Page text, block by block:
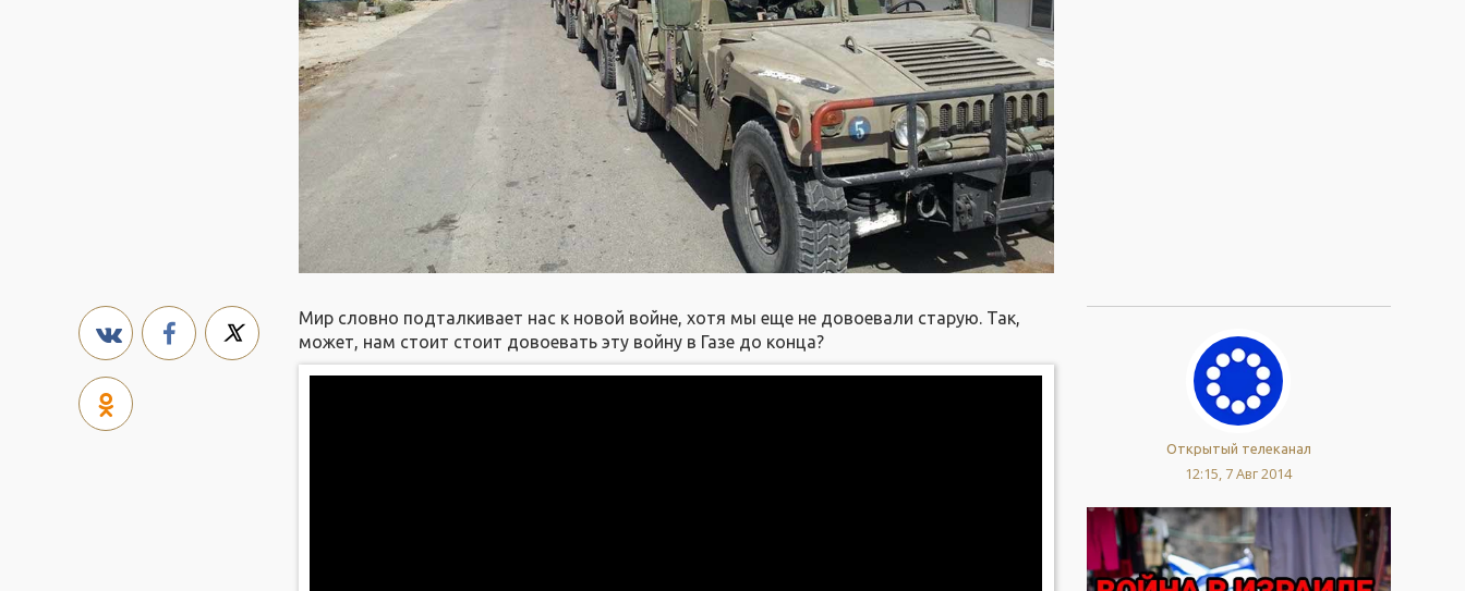
Мир словно подталкивает нас к новой войне, хотя мы еще не довоевали старую. Так,
может, нам стоит стоит довоевать эту войну в Газе до конца?
Открытый телеканал
12:15, 7 Авг 2014